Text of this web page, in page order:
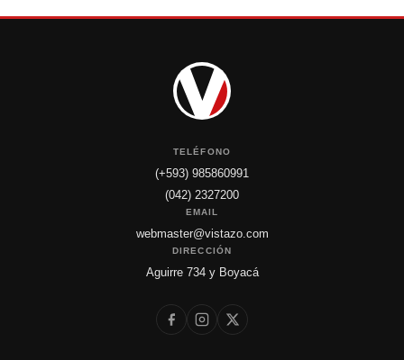
TELÉFONO
(+593) 985860991
(042) 2327200
EMAIL
webmaster@vistazo.com
DIRECCIÓN
Aguirre 734 y Boyacá